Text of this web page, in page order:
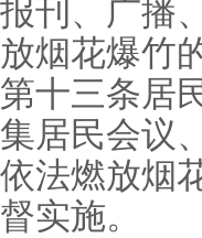
报刊、广播
放烟花爆竹
第十三条居
集居民会议
依法燃放烟
督实施。